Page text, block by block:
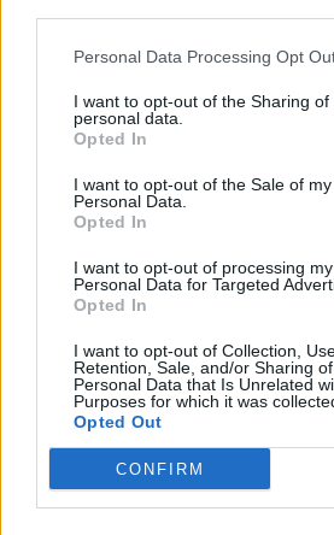
Personal Data Processing Opt
I want to opt-out of the Sharing of
personal data.
Opted In
I want to opt-out of the Sale of my
Personal Data.
Opted In
I want to opt-out of processing my
Personal Data for Targeted
Opted In
I want to opt-out of Collection,
Retention, Sale, and/or Sharing
Personal Data that Is Unrelated
Purposes for which it was
Opted Out
CONFIRM
Pri pohľade na nadýchané,
nugetky ich budete chcieť zjesť aj
s čerstvou zeleninou alebo so
Nepremeškajte šancu pohostiť
a priateľov!